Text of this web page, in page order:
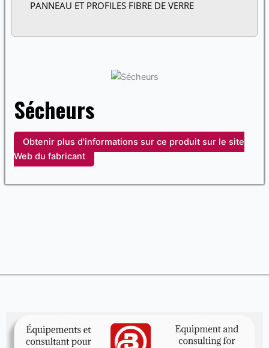
PANNEAU ET PROFILES FIBRE DE VERRE
Sécheurs
Obtenir plus d'informations sur ce produit sur le site
Web du fabricant